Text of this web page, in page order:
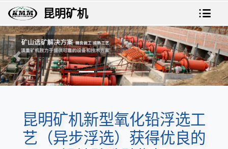
昆明矿机
上一张 下
昆明矿机新型氧化铅浮选工
艺（异步浮选）获得优良的